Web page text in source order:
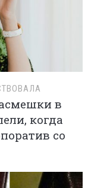
в
когда
со